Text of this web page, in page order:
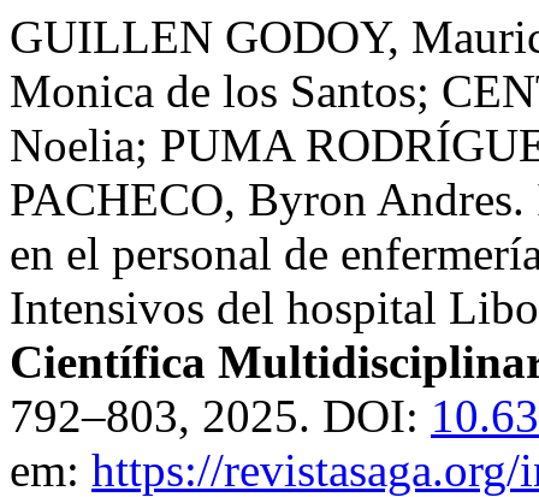
GUILLEN GODOY,
Monica de los Santos;
Noelia; PUMA
PACHECO, Byron Andres.
en el personal de
Intensivos del hospital
Científica
792–803, 2025. DOI:
em: https://